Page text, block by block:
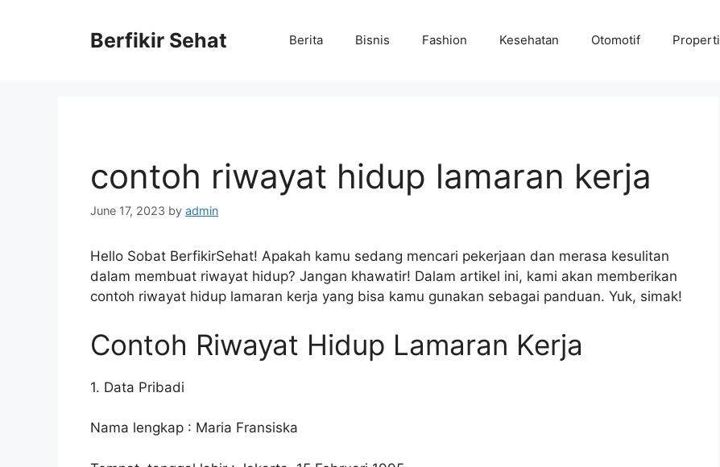
Berfikir Sehat Berita Bisnis Fashion Kesehatan Otomotif Properti
contoh riwayat hidup lamaran kerja
June 17, 2023 by admin
Hello Sobat BerfikirSehat! Apakah kamu sedang mencari pekerjaan dan merasa kesulitan
dalam membuat riwayat hidup? Jangan khawatir! Dalam artikel ini, kami akan memberikan
contoh riwayat hidup lamaran kerja yang bisa kamu gunakan sebagai panduan. Yuk, simak!
Contoh Riwayat Hidup Lamaran Kerja
1. Data Pribadi
Nama lengkap : Maria Fransiska